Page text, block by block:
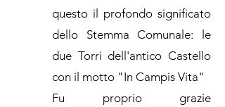
questo il profondo significato
dello Stemma Comunale: le
due Torri dell'antico Castello
con il motto "In Campis Vita"
Fu proprio grazie